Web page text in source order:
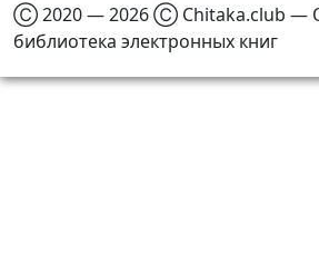
Ⓒ 2020 — 2026 Ⓒ Chitaka.club —
библиотека электронных книг